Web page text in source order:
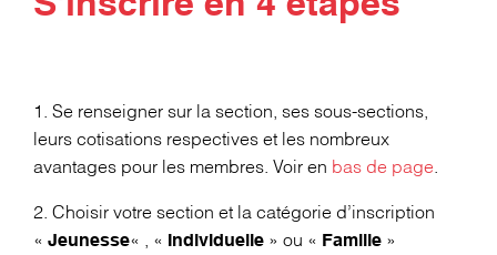
S'inscrire en 4 étapes
1. Se renseigner sur la section, ses sous-sections,
leurs cotisations respectives et les nombreux
avantages pour les membres. Voir en bas de page.
2. Choisir votre section et la catégorie d’inscription
« Jeunesse« , « Individuelle » ou « Famille »